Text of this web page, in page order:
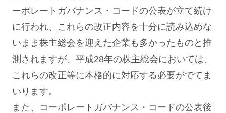
ーポレートガバナンス・コードの公表が立て続け
に行われ、これらの改正内容を十分に読み込めな
いまま株主総会を迎えた企業も多かったものと推
測されますが、平成28年の株主総会においては、
これらの改正等に本格的に対応する必要がでてま
いります。
また、コーポレートガバナンス・コードの公表後